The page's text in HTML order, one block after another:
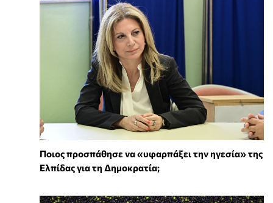
Ποιος προσπάθησε να «υφαρπάξει την ηγεσία» της
Ελπίδας για τη Δημοκρατία;